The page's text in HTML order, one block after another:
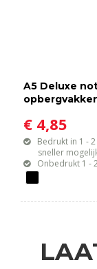
A5 Deluxe
€ 4,85
Bedrukt in 1 -
sneller
Onbedrukt 1 -